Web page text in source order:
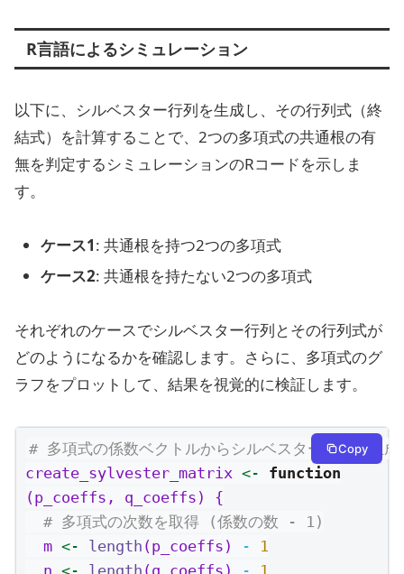
R言語によるシミュレーション
以下に、シルベスター行列を生成し、その行列式（終
結式）を計算することで、2つの多項式の共通根の有
無を判定するシミュレーションのRコードを示しま
す。
ケース1: 共通根を持つ2つの多項式
ケース2: 共通根を持たない2つの多項式
それぞれのケースでシルベスター行列とその行列式が
どのようになるかを確認します。さらに、多項式のグ
ラフをプロットして、結果を視覚的に検証します。
# 多項式の係数ベクトルからシルベスター行列を生成
create_sylvester_matrix <-
function
(p_coeffs, q_coeffs) {
# 多項式の次数を取得 (係数の数 - 1)
  m
<- length (p_coeffs) -
1
  n
<- length (q_coeffs) - 1
Copy